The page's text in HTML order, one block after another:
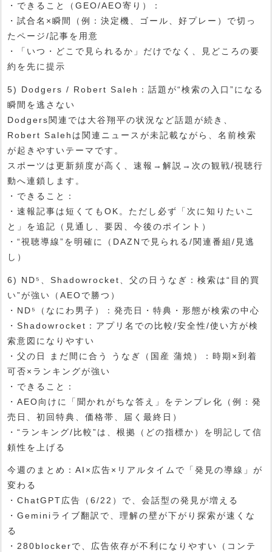
・できること（GEO/AEO寄り）：
・試合名×瞬間（例：決定機、ゴール、好プレー）で切っ
たページ/記事を用意
・「いつ・どこで見られるか」だけでなく、見どころの要
約を先に提示
5) Dodgers / Robert Saleh：話題が“検索の入口”になる
瞬間を逃さない
Dodgers関連では大谷翔平の状況など話題が続き、
Robert Salehは関連ニュースが未記載ながら、名前検索
が起きやすいテーマです。
スポーツは更新頻度が高く、速報→解説→次の観戦/視聴行
動へ連鎖します。
・できること：
・速報記事は短くてもOK。ただし必ず「次に知りたいこ
と」を追記（見通し、要因、今後のポイント）
・“視聴導線”を明確に（DAZNで見られる/関連番組/見逃
し）
6) ND⁵、Shadowrocket、父の日うなぎ：検索は“目的買
い”が強い（AEOで勝つ）
・ND⁵（なにわ男子）：発売日・特典・形態が検索の中心
・Shadowrocket：アプリ名での比較/安全性/使い方が検
索意図になりやすい
・父の日 まだ間に合う うなぎ（国産 蒲焼）：時期×到着
可否×ランキングが強い
・できること：
・AEO向けに「聞かれがちな答え」をテンプレ化（例：発
売日、初回特典、価格帯、届く最終日）
・“ランキング/比較”は、根拠（どの指標か）を明記して信
頼性を上げる
今週のまとめ：AI×広告×リアルタイムで「発見の導線」が
変わる
・ChatGPT広告（6/22）で、会話型の発見が増える
・Geminiライブ翻訳で、理解の壁が下がり探索が速くな
る
・280blockerで、広告依存が不利になりやすい（コンテ